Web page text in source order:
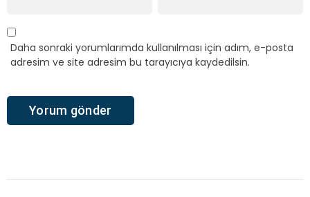
Daha sonraki yorumlarımda kullanılması için adım, e-posta
adresim ve site adresim bu tarayıcıya kaydedilsin.